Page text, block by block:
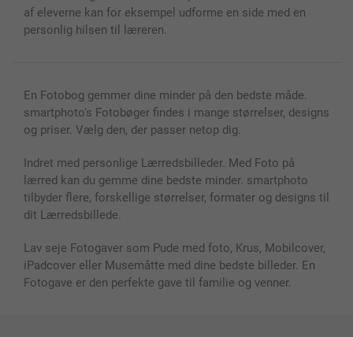
af eleverne kan for eksempel udforme en side med en
personlig hilsen til læreren.
En Fotobog gemmer dine minder på den bedste måde.
smartphoto's Fotobøger findes i mange størrelser, designs
og priser. Vælg den, der passer netop dig.
Indret med personlige Lærredsbilleder. Med Foto på
lærred kan du gemme dine bedste minder. smartphoto
tilbyder flere, forskellige størrelser, formater og designs til
dit Lærredsbillede.
Lav seje Fotogaver som Pude med foto, Krus, Mobilcover,
iPadcover eller Musemåtte med dine bedste billeder. En
Fotogave er den perfekte gave til familie og venner.